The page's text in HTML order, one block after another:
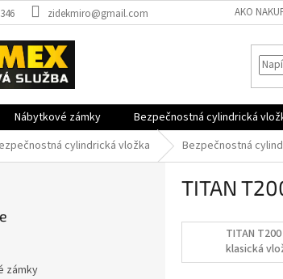
zidekmiro@gmail.com AKO
Nábytkové zámky Bezpečnostná cylindrická
cylindrická vložka Bezpečnostná
zámky
TITAN
TITAN
klasická
trieda